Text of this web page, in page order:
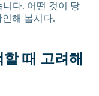
다. 어떤 것이 당
해 봅시다.
때 고려해